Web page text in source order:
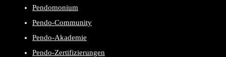
Pendomonium
Pendo-Community
Pendo-Akademie
Pendo-Zertifizierungen